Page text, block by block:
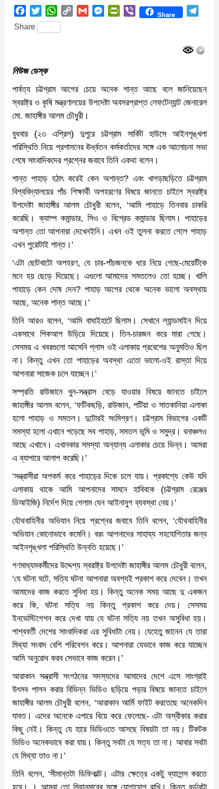
Facebook
TwitterWhatsApp
Copy
Gmail MessengerPrintFriendly
Viber Share
Share
নিউজ ডেস্ক
পার্বত্য চট্টগ্রাম আগের চেয়ে অনেক শান্ত আছে বলে জানিয়েছেন
স্বরাষ্ট্র ও কৃষি মন্ত্রণালয়ের উপদেষ্টা অবসরপ্রাপ্ত লেফটেন্যান্ট জেনারেল
মো. জাহাঙ্গীর আলম চৌধুরী।
বুধবার (২৩ এপ্রিল) দুপুরে চট্টগ্রাম সার্কিট হাউসে আইনশৃঙ্খলা
পরিস্থিতি নিয়ে প্রশাসনের ঊর্ধ্বতন কর্মকর্তাদের সঙ্গে এক আলোচনা সভা
শেষে সাংবাদিকদের প্রশ্নের জবাবে তিনি একথা বলেন।
শান্ত পাহাড় হঠাৎ করেই কেন অশান্ত? এবং খাগড়াছড়িতে চট্টগ্রাম
বিশ্ববিদ্যালয়ের পাঁচ শিক্ষার্থী অপহরণের বিষয়ে জানতে চাইলে স্বরাষ্ট্র
উপদেষ্টা জাহাঙ্গীর আলম চৌধুরী বলেন, ‘আমি পাহাড়ে তিনবার চাকরি
করেছি। ক্যাম্প কমান্ডার, সিও ও বিগ্রেড কমান্ডার ছিলাম। পাহাড়ের
অশান্ত তো আপনারা দেখেনইনি। এখন ওই তুলনা করতে গেলে পাহাড়
এখন পুরোটাই শান্ত।’
‘এটা ছোটখাটো অপহরণ, যে চার-পাঁচজনকে ধরে নিয়ে গেছে-মেয়েটিকে
মনে হয় ছেড়ে দিয়েছে। এগুলো আমাদের সমতলেও তো হচ্ছে। খালি
পাহাড়ে কেন দোষ দেন? পাহাড় আগের থেকে অনেক ভালো অবস্থায়
আছে, অনেক শান্ত আছে।’
তিনি আরও বলেন, ‘আমি বাঘাইহাটে ছিলাম। সেখানে ল্যান্ডমাইন দিয়ে
একসাথে পিকআপ উড়িয়ে দিয়েছে। তিন-চারজন করে মারা গেছে।
সেসময় এ খবরগুলো আসেনি প্লাস ওই এলাকায় প্রবেশের অনুমতিও ছিল
না। কিন্তু এখন তো পাহাড়ের অবস্থা এতো ভালো-ওই রাস্তা দিয়ে
আপনারা সাজেক চলে যাচ্ছেন।’
সম্প্রতি রাউজানে খুন-সন্ত্রাস বেড়ে যাওয়ার বিষয়ে জানতে চাইলে
জাহাঙ্গীর আলম বলেন, ‘ফটিকছড়ি, রাউজান, পটিয়া ও সাতকানিয়া এলাকা
হলো পাহাড় ও সমতল। দুটোরই সংমিশ্রণ। চট্টগ্রাম বিভাগের একটি
সমস্যা হলো এখানে পড়েছে সব পাহাড়, সমতল ভূমি ও সমুদ্র। বনাঞ্চলও
আছে এখানে। এখানকার সমস্যা অন্যান্য এলাকার চেয়ে ভিন্ন। আমরা
এ ব্যাপারে আলাপ করেছি।’
‘সন্ত্রাসীরা অপকর্ম করে পাহাড়ের দিকে চলে যায়। প্রকাশ্যে কেউ যদি
এলাকায় থাকে আমি আপনাদের সামনে হাবিবকে (চট্টগ্রাম রেঞ্জের
ডিআইজি) নির্দেশ দিয়ে গেলাম যেন আইনানুগ ব্যবস্থা নেয়।’
যৌথবাহিনীর অভিযান নিয়ে প্রশ্নের জবাবে তিনি বলেন, ‘যৌথবাহিনীর
অভিযান কোনোভাবে কমেনি। বরং আপনাদের সাহায্য সহযোগিতার জন্য
আইনশৃঙ্খলা পরিস্থিতি উন্নতি হয়েছে।’
গণমাধ্যমকর্মীদের উদ্দেশ্য স্বরাষ্ট্র উপদেষ্টা জাহাঙ্গীর আলম চৌধুরী বলেন,
‘যে ঘটনা ঘটে, সত্যি ঘটনা আপনারা অবশ্যই প্রকাশ করে দেবেন। তখন
আমাদের কাজ করতে সুবিধা হয়। কিন্তু অনেক সময় আছে দু একজন
করে কি, ঘটনা সত্যি নয় কিন্তু প্রকাশ করে দেয়। সেসময়
ইনভেস্টিগেশন করে দেখা যায় যে ঘটনা সত্যি নয় তখন অসুবিধা হয়।
পাশ্ববর্তী দেশের সাংবাদিকরা এর সুবিধাটা নেয়। যেহেতু জানেন যে তারা
মিথ্যা সংবাদ বেশি পরিবেশন করে। আপনারা যেভাবে কাজ করে যাচ্ছেন
আমি অনুরোধ করব সেভাবে কাজ করেন।’
আরাকান সন্ত্রাসী সংগঠনের সদস্যদের আমাদের দেশে এসে সাংগ্রাই
উৎসব পালন করার বিভিন্ন ভিডিও ছড়িয়ে পড়ার বিষয়ে জানতে চাইলে
জাহাঙ্গীর আলম চৌধুরী বলেন, ‘আরাকান আর্মি ফাইট করতেছে অনেকদিন
যাবত। এদের অনেকে এপারে বিয়ে করে ফেলেছে- এটা অস্বীকার করার
কিছু নেই। কিন্তু যে হারে ভিডিওতে আসছে বিষয়টা তা নয়। টিকটক
ভিডিও অনেকভাবে করা যায়। কিন্তু সবটা যে সত্য তা না। আবার সবটা
যে মিথ্যা তাও না।’
তিনি বলেন, ‘সীমান্তটা ডিফিকাল্ট। এটার ক্ষেত্রে একটু ব্যালেন্স করতে
হবে। । আমরা তো মিয়ানমারের সঙ্গে যোগাযোগ রাখি। কিন্তু বর্ডারটা